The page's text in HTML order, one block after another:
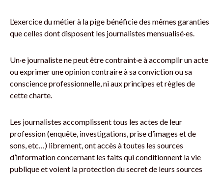
L’exercice du métier à la pige bénéficie des mêmes garanties
que celles dont disposent les journalistes mensualisé·es.
Un·e journaliste ne peut être contraint·e à accomplir un acte
ou exprimer une opinion contraire à sa conviction ou sa
conscience professionnelle, ni aux principes et règles de
cette charte.
Les journalistes accomplissent tous les actes de leur
profession (enquête, investigations, prise d’images et de
sons, etc…) librement, ont accès à toutes les sources
d’information concernant les faits qui conditionnent la vie
publique et voient la protection du secret de leurs sources